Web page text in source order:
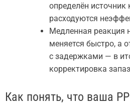
определён
расходуются
Медленная реакция
меняется быстро, а
с задержками — в
корректировка
Как понять, что ваша